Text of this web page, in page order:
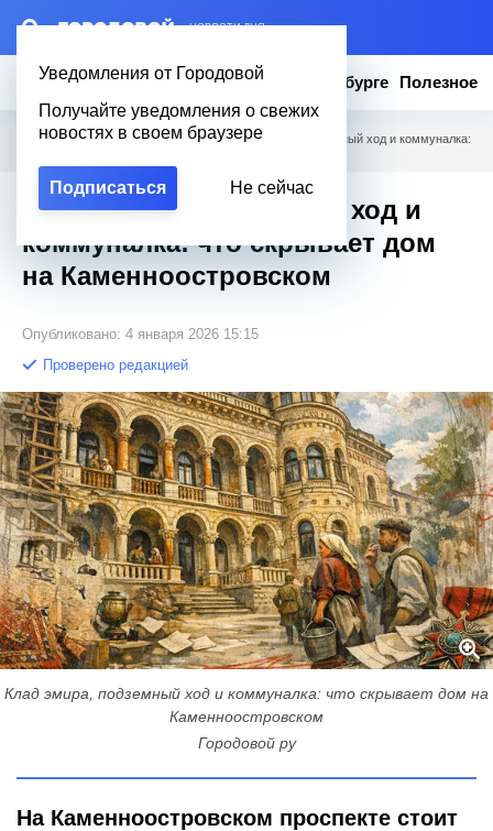
– НОВОСТИ ДНЯ
Уведомления от Городовой
Получайте уведомления о свежих
новостях в своем браузере
Подписаться Не сейчас
Новости Эксклюзив Вопросы о Петербурге Полезное
Городовой Новости Петербурга / Клад эмира, подземный ход и коммуналка:
Клад эмира, подземный ход и
коммуналка: что скрывает дом
на Каменноостровском
Опубликовано: 4 января 2026 15:15
Проверено редакцией
Клад эмира, подземный ход и коммуналка: что скрывает дом на
Каменноостровском
Городовой ру
На Каменноостровском проспекте стоит